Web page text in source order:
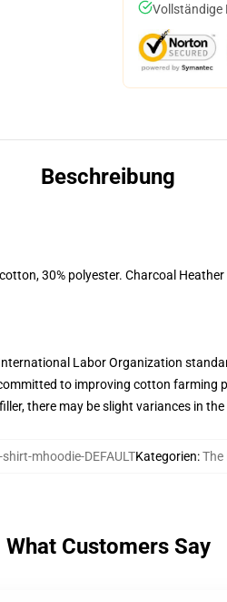
Vollständige
Beschreibung
30% polyester. Charcoal
Labor Organization
to improving cotton farming
there may be slight variances in
mhoodie-DEFAULTKategorien:The
What Customers Say